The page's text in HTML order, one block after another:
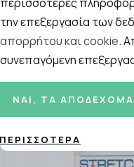
την επεξεργασία των
απορρήτου και cookie.
συνεπαγόμενη
ΝΑΙ, ΤΑ
ΠΕΡΙΣΣΌΤΕΡΑ